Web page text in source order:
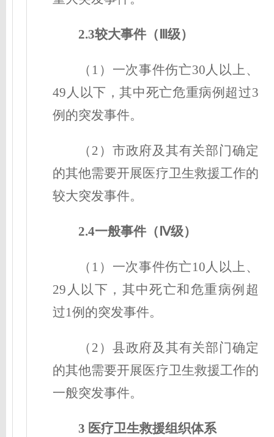
2.3较大事件（Ⅲ级）
（1）一次事件伤亡30人以上、
49人以下，其中死亡危重病例超过3
例的突发事件。
（2）市政府及其有关部门确定
的其他需要开展医疗卫生救援工作的
较大突发事件。
2.4一般事件（Ⅳ级）
（1）一次事件伤亡10人以上、
29人以下，其中死亡和危重病例超
过1例的突发事件。
（2）县政府及其有关部门确定
的其他需要开展医疗卫生救援工作的
一般突发事件。
3 医疗卫生救援组织体系